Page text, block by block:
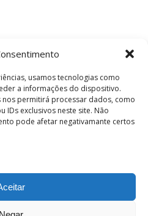
usamos tecnologias como
a informações do dispositivo.
nos permitirá processar dados, como
IDs exclusivos neste site. Não
pode afetar negativamante certos